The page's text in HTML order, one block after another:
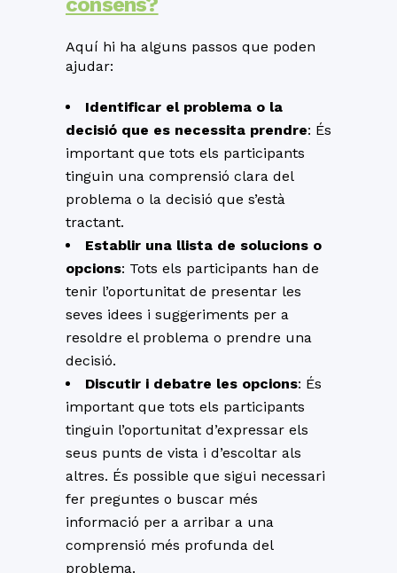
Aquí hi ha alguns passos que poden
ajudar:
Identificar el problema o la
decisió que es necessita prendre: És
important que tots els participants
tinguin una comprensió clara del
problema o la decisió que s’està
tractant.
Establir una llista de solucions o
opcions: Tots els participants han de
tenir l’oportunitat de presentar les
seves idees i suggeriments per a
resoldre el problema o prendre una
decisió.
Discutir i debatre les opcions: És
important que tots els participants
tinguin l’oportunitat d’expressar els
seus punts de vista i d’escoltar als
altres. És possible que sigui necessari
fer preguntes o buscar més
informació per a arribar a una
comprensió més profunda del
problema.